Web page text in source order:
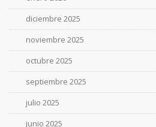
diciembre 2025
noviembre 2025
octubre 2025
septiembre 2025
julio 2025
junio 2025